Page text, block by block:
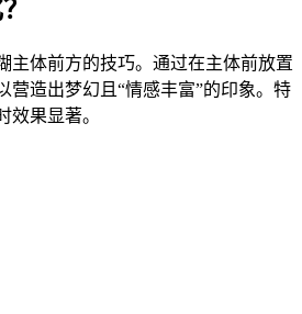
主体前方的技巧。通过在主体前放置
营造出梦幻且“情感丰富”的印象。特
效果显著。